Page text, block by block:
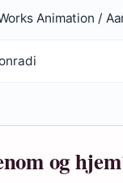
Animation /
og